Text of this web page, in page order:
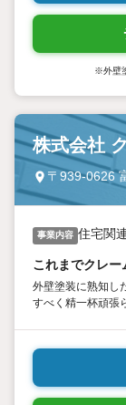
※外壁
株式会社
〒939-0626
事業内容 住宅関
これまでクレー
外壁塗装に熟知し
すべく精一杯頑張